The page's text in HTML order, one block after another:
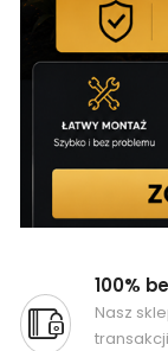
100%
Nasz
transakcji